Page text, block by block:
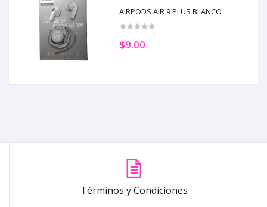
AIRPODS AIR 9 PLUS BLANCO
$9.00
Términos y Condiciones